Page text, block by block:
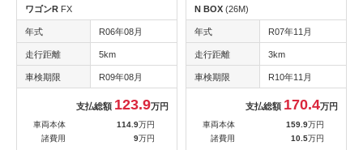
ワゴンR FX
年式 R06年08月
走行距離 5km
車検期限 R09年08月
支払総額 123.9万円
車両本体 114.9万円
諸費用
9万円
N BOX (26M)
年式 R07年11月
走行距離 3km
車検期限 R10年11月
支払総額 170.4万円
車両本体 159.9万円
諸費用
10.5万円